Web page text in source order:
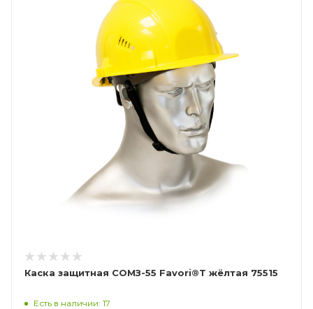
Каска защитная СОМЗ-55 Favori®T жёлтая 75515
Есть в наличии: 17